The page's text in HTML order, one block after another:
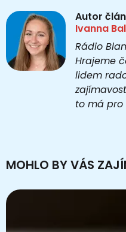
Autor
Ivanna
Rádio
Hrajeme
lidem
to má pro
MOHLO BY VÁS